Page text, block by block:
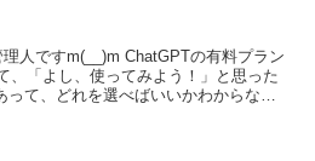
人ですm(__)m ChatGPTの有料プラン
、「よし、使ってみよう！」と思った
て、どれを選べばいいかわからな